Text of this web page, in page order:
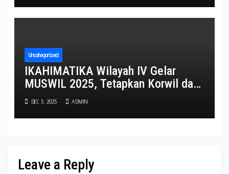
Uncategorized
IKAHIMATIKA Wilayah IV Gelar
MUSWIL 2025, Tetapkan Korwil dan
Tuan Rumah Agenda 2026–2027
DEC 3, 2025 ADMIN
Leave a Reply